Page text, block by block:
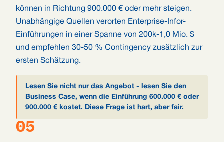
können in Richtung 900.000 € oder mehr steigen.
Unabhängige Quellen verorten Enterprise-Infor-
Einführungen in einer Spanne von 200k-1,0 Mio. $
und empfehlen 30-50 % Contingency zusätzlich zur
ersten Schätzung.
Lesen Sie nicht nur das Angebot - lesen Sie den
Business Case, wenn die Einführung 600.000 € oder
900.000 € kostet. Diese Frage ist hart, aber fair.
05